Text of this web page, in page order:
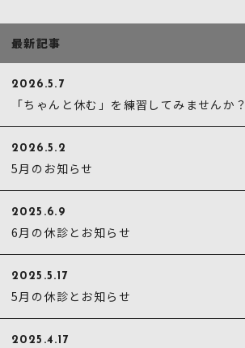
最新記事
2026.5.7
「ちゃんと休む」を練習してみませんか？
2026.5.2
5月のお知らせ
2025.6.9
6月の休診とお知らせ
2025.5.17
5月の休診とお知らせ
2025.4.17